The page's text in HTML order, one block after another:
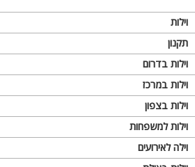
וילות
תקנון
וילות בדרום
וילות במרכז
וילות בצפון
וילות למשפחות
וילה לאירועים